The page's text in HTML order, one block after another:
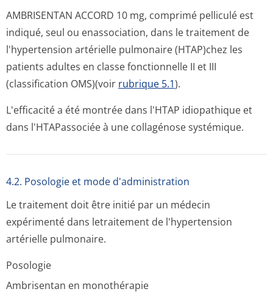
AMBRISENTAN ACCORD 10 mg, comprimé pelliculé est
indiqué, seul ou enassociation, dans le traitement de
l'hypertension artérielle pulmonaire (HTAP)chez les
patients adultes en classe fonctionnelle II et III
(classification OMS)(voir rubrique 5.1).
L'efficacité a été montrée dans l'HTAP idiopathique et
dans l'HTAPassociée à une collagénose systémique.
4.2. Posologie et mode d'administration
Le traitement doit être initié par un médecin
expérimenté dans letraitement de l'hypertension
artérielle pulmonaire.
Posologie
Ambrisentan en monothérapie